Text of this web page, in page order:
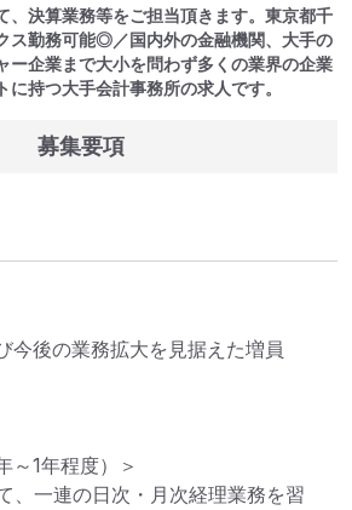
、決算業務等をご担当頂きます。東京都千
ス勤務可能◎／国内外の金融機関、大手の
ー企業まで大小を問わず多くの業界の企業
持つ大手会計事務所の求人です。
募集要項
今後の業務拡大を見据えた増員
～1年程度）＞
、一連の日次・月次経理業務を習